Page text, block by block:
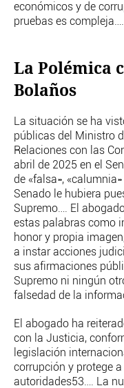
económicos y de
pruebas es compleja….
La Polémica
Bolaños
La situación se ha
públicas del Ministro
Relaciones con las
abril de 2025 en el
de «falsa»,
Senado le hubiera
Supremo…. El
estas palabras como
honor y propia
a instar acciones
sus afirmaciones
Supremo ni ningún
falsedad de la
El abogado ha
con la Justicia,
legislación
corrupción y protege
autoridades53…. La